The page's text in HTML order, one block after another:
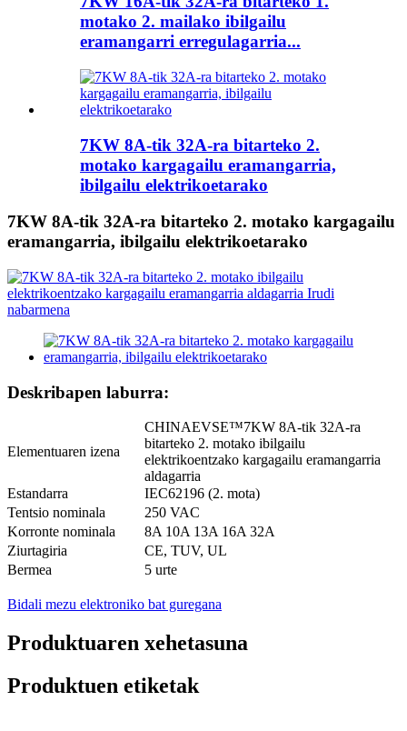
motako 2. mailako ibilgailu
eramangarri erregulagarria...
7KW 8A-tik 32A-ra bitarteko 2.
motako kargagailu eramangarria,
ibilgailu elektrikoetarako
7KW 8A-tik 32A-ra bitarteko 2. motako kargagailu
eramangarria, ibilgailu elektrikoetarako
Deskribapen laburra:
Elementuaren izena
CHINAEVSE™️7KW 8A-tik 32A-ra
bitarteko 2. motako ibilgailu
elektrikoentzako kargagailu eramangarria
aldagarria
Estandarra
IEC62196 (2. mota)
Tentsio nominala
250 VAC
Korronte nominala
8A 10A 13A 16A 32A
Ziurtagiria
CE, TUV, UL
Bermea
5 urte
Bidali mezu elektroniko bat guregana
Produktuaren xehetasuna
Produktuen etiketak